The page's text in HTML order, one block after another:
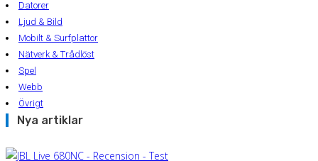
Datorer
Ljud & Bild
Mobilt & Surfplattor
Nätverk & Trådlöst
Spel
Webb
Övrigt
Nya artiklar